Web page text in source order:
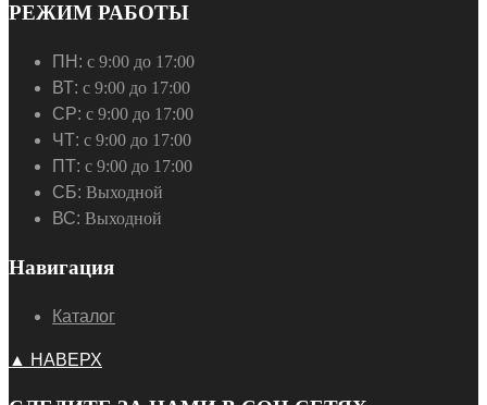
РЕЖИМ РАБОТЫ
ПН: с 9:00 до 17:00
ВТ: с 9:00 до 17:00
СР: с 9:00 до 17:00
ЧТ: с 9:00 до 17:00
ПТ: с 9:00 до 17:00
СБ: Выходной
ВС: Выходной
Навигация
Каталог
▲ НАВЕРХ